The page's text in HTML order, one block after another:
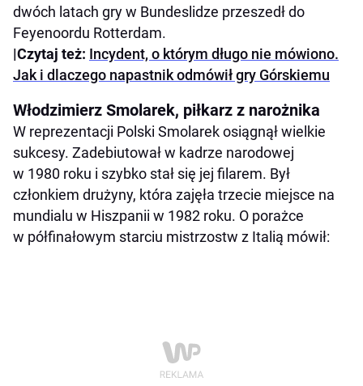
dwóch latach gry w Bundeslidze przeszedł do
Feyenoordu Rotterdam.
|Czytaj też: Incydent, o którym długo nie mówiono.
Jak i dlaczego napastnik odmówił gry Górskiemu
Włodzimierz Smolarek, piłkarz z narożnika
W reprezentacji Polski Smolarek osiągnął wielkie
sukcesy. Zadebiutował w kadrze narodowej
w 1980 roku i szybko stał się jej filarem. Był
członkiem drużyny, która zajęła trzecie miejsce na
mundialu w Hiszpanii w 1982 roku. O porażce
w półfinałowym starciu mistrzostw z Italią mówił: